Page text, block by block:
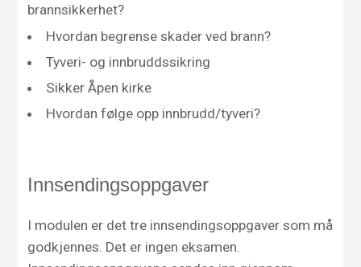
brannsikkerhet?
Hvordan begrense skader ved brann?
Tyveri- og innbruddssikring
Sikker Åpen kirke
Hvordan følge opp innbrudd/tyveri?
Innsendingsoppgaver
I modulen er det tre innsendingsoppgaver som må
godkjennes. Det er ingen eksamen.